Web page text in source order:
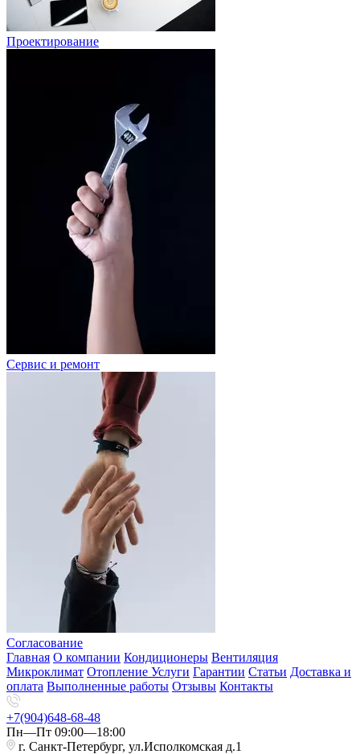
Проектирование
Сервис и ремонт
Согласование
Главная О компании Кондиционеры Вентиляция
Микроклимат Отопление Услуги Гарантии Статьи Доставка и
оплата Выполненные работы Отзывы Контакты
+7(904)648-68-48
Пн—Пт 09:00—18:00
г. Санкт-Петербург, ул.Исполкомская д.1